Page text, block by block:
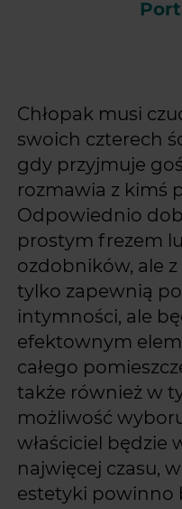
Chłopak musi
swoich czterech
gdy przyjmuje
rozmawia z kimś
Odpowiednio
prostym frezem
ozdobników, ale
tylko zapewnią
intymności, ale
efektownym
całego
także również w
możliwość
właściciel będzie
najwięcej czasu,
estetyki powinno